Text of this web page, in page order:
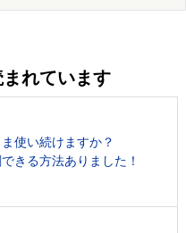
れています
使い続けますか？
きる方法ありました！